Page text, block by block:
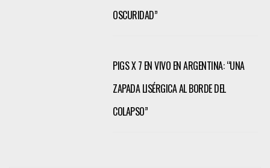
OSCURIDAD”
PIGS X 7 EN VIVO EN ARGENTINA: “UNA
ZAPADA LISÉRGICA AL BORDE DEL
COLAPSO”